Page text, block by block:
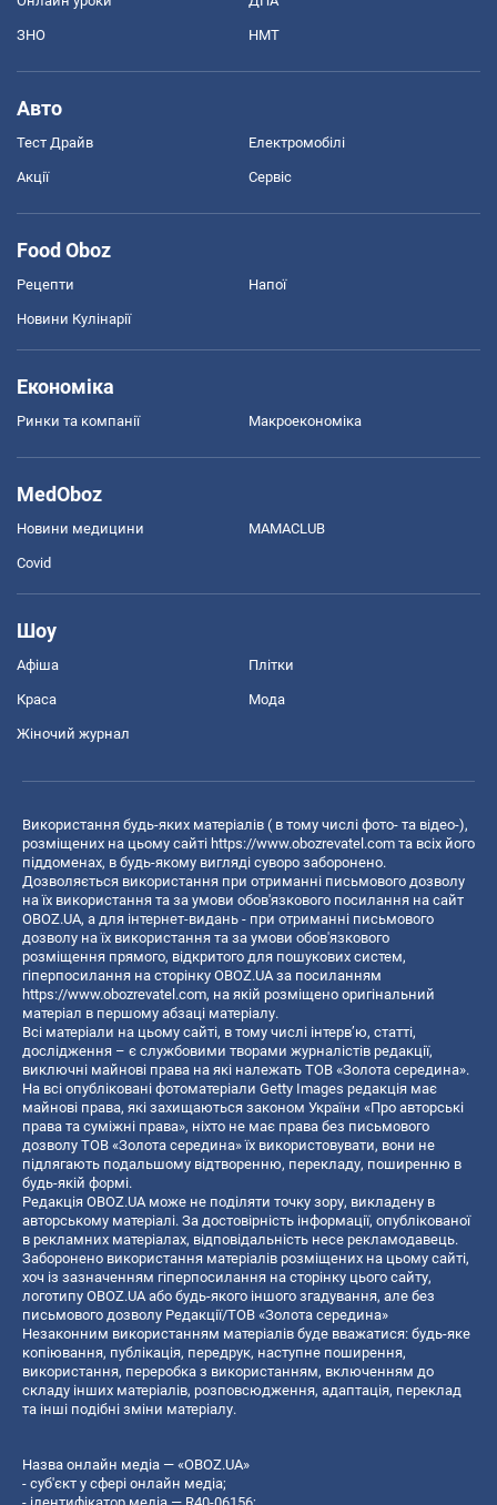
ЗНО НМТ
Авто
Тест Драйв Електромобілі
Акції Сервіс
Food Oboz
Рецепти Напої
Новини Кулінарії
Економіка
Ринки та компанії Макроекономіка
MedOboz
Новини медицини MAMACLUB
Covid
Шоу
Афіша Плітки
Краса Мода
Жіночий журнал
Використання будь-яких матеріалів ( в тому числі фото- та відео-),
розміщених на цьому сайті https://www.obozrevatel.com та всіх його
піддоменах, в будь-якому вигляді суворо заборонено.
Дозволяється використання при отриманні письмового дозволу
на їх використання та за умови обов'язкового посилання на сайт
OBOZ.UA, а для інтернет-видань - при отриманні письмового
дозволу на їх використання та за умови обов'язкового
розміщення прямого, відкритого для пошукових систем,
гіперпосилання на сторінку OBOZ.UA за посиланням
https://www.obozrevatel.com, на якій розміщено оригінальний
матеріал в першому абзаці матеріалу.
Всі матеріали на цьому сайті, в тому числі інтерв’ю, статті,
дослідження – є службовими творами журналістів редакції,
виключні майнові права на які належать ТОВ «Золота середина».
На всі опубліковані фотоматеріали Getty Images редакція має
майнові права, які захищаються законом України «Про авторські
права та суміжні права», ніхто не має права без письмового
дозволу ТОВ «Золота середина» їх використовувати, вони не
підлягають подальшому відтворенню, перекладу, поширенню в
будь-якій формі.
Редакція OBOZ.UA може не поділяти точку зору, викладену в
авторському матеріалі. За достовірність інформації, опублікованої
в рекламних матеріалах, відповідальність несе рекламодавець.
Заборонено використання матеріалів розміщених на цьому сайті,
хоч із зазначенням гіперпосилання на сторінку цього сайту,
логотипу OBOZ.UA або будь-якого іншого згадування, але без
письмового дозволу Редакції/ТОВ «Золота середина»
Незаконним використанням матеріалів буде вважатися: будь-яке
копiювання, публiкацiя, передрук, наступне поширення,
використання, переробка з використанням, включенням до
складу інших матеріалів, розповсюдження, адаптація, переклад
та інші подібні зміни матеріалу.
Назва онлайн медіа — «OBOZ.UA»
- суб'єкт у сфері онлайн медіа;